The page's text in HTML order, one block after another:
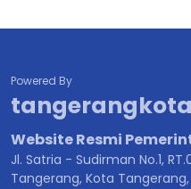
Powered By
Website Resmi
Jl. Satria - Sudirman No.1,
Tangerang, Kota Tangerang,